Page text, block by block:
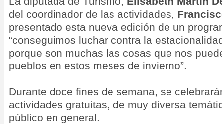
del coordinador de las actividades,
presentado esta nueva edición de un
“conseguimos luchar contra la
porque son muchas las cosas que nos
pueblos en estos meses de invierno”.
Durante doce fines de semana, se
actividades gratuitas, de muy diversa
público en general.